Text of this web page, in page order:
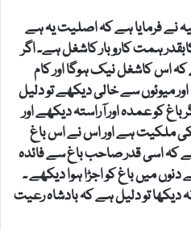
نے فرمایا ہے کہ اصلیت یہ ہے
ہمت کاروبار کاشغل ہے۔ اگر
اس کاشغل نیک ہوگا اور کام
اور میوئوں سے خالی دیکھے تو دلیل
کو عمدہ اور آراستہ دیکھے اور
ملکیت ہے اور اس نے اس باغ
کہ اسی قدر صاحب باغ سے فائدہ
دنوں میں باغ کو اجڑا ہوا دیکھے ۔
دیکھا تو دلیل ہے کہ بادشاہ رعیت